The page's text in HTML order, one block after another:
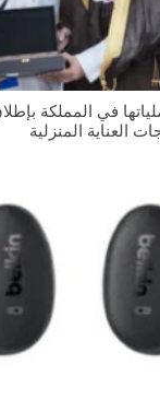
في المملكة
العناية المنزلية